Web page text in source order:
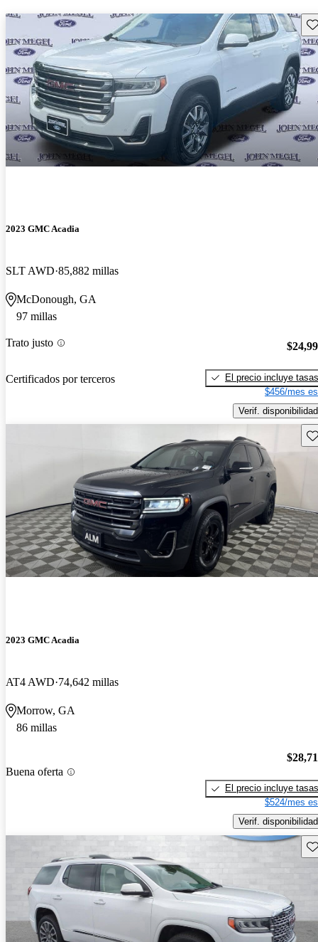
2023 GMC Acadia
SLT AWD 85,882 millas
McDonough, GA
97 millas
Trato justo
Certificados por terceros
El precio incluye tasas
$456/mes
Verif. disponibilidad
2023 GMC Acadia
AT4 AWD 74,642 millas
Morrow, GA
86 millas
Buena oferta
El precio incluye tasas
$524/mes
Verif. disponibilidad